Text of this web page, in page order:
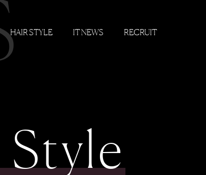
HAIR STYLE IT NEWS RECRUIT